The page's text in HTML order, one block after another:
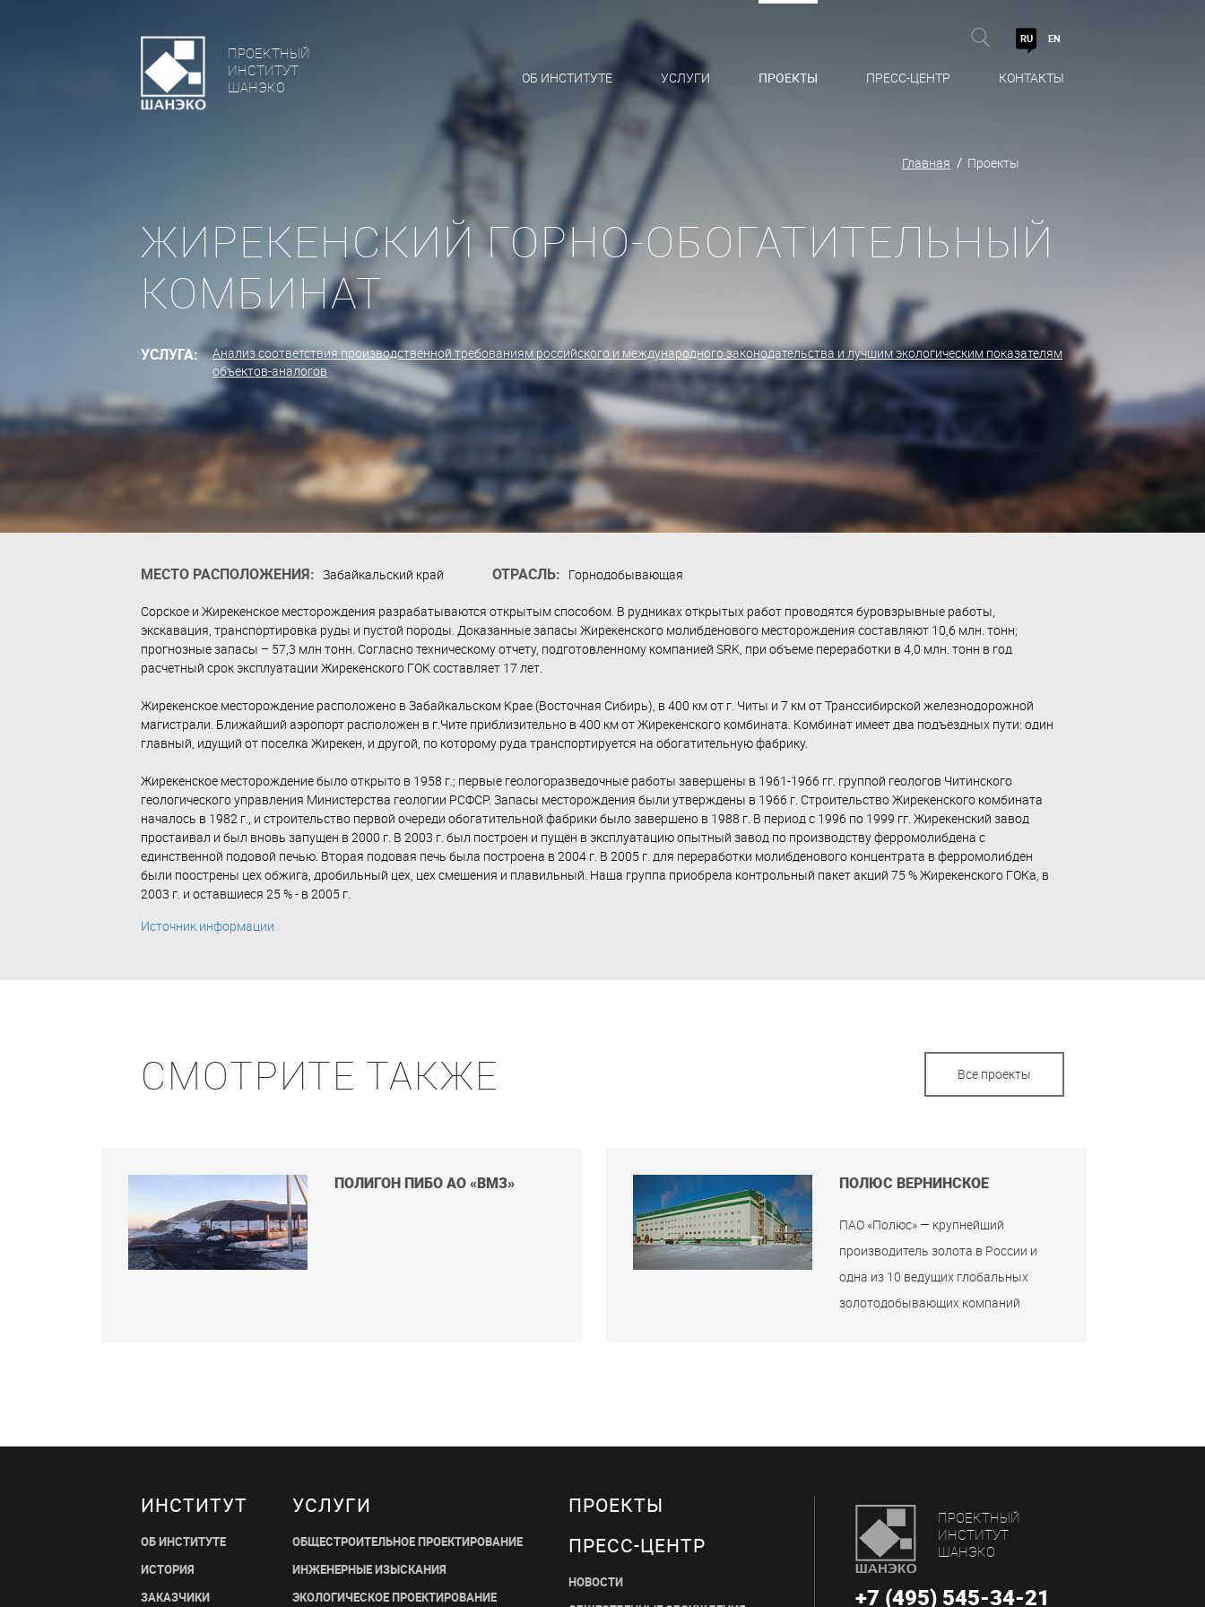
ПРОЕКТНЫЙ
ИНСТИТУТ
ШАНЭКО
RU EN
ОБ ИНСТИТУТЕ УСЛУГИ ПРОЕКТЫ ПРЕСС-ЦЕНТР КОНТАКТЫ
ЖИРЕКЕНСКИЙ ГОРНО-ОБОГАТИТЕЛЬНЫЙ
КОМБИНАТ
УСЛУГА:
Анализ соответствия производственной требованиям российского и международного законодательства и лучшим экологическим показателям
объектов-аналогов
Главная Проекты
МЕСТО РАСПОЛОЖЕНИЯ: Забайкальский край ОТРАСЛЬ: Горнодобывающая
Сорское и Жирекенское месторождения разрабатываются открытым способом. В рудниках открытых работ проводятся буровзрывные работы,
экскавация, транспортировка руды и пустой породы. Доказанные запасы Жирекенского молибденового месторождения составляют 10,6 млн. тонн;
прогнозные запасы – 57,3 млн тонн. Согласно техническому отчету, подготовленному компанией SRK, при объеме переработки в 4,0 млн. тонн в год
расчетный срок эксплуатации Жирекенского ГОК составляет 17 лет.
Жирекенское месторождение расположено в Забайкальском Крае (Восточная Сибирь), в 400 км от г. Читы и 7 км от Транссибирской железнодорожной
магистрали. Ближайший аэропорт расположен в г.Чите приблизительно в 400 км от Жирекенского комбината. Комбинат имеет два подъездных пути: один
главный, идущий от поселка Жирекен, и другой, по которому руда транспортируется на обогатительную фабрику.
Жирекенское месторождение было открыто в 1958 г.; первые геологоразведочные работы завершены в 1961-1966 гг. группой геологов Читинского
геологического управления Министерства геологии РСФСР. Запасы месторождения были утверждены в 1966 г. Строительство Жирекенского комбината
началось в 1982 г., и строительство первой очереди обогатительной фабрики было завершено в 1988 г. В период с 1996 по 1999 гг. Жирекенский завод
простаивал и был вновь запущен в 2000 г. В 2003 г. был построен и пущен в эксплуатацию опытный завод по производству ферромолибдена с
единственной подовой печью. Вторая подовая печь была построена в 2004 г. В 2005 г. для переработки молибденового концентрата в ферромолибден
были поострены цех обжига, дробильный цех, цех смешения и плавильный. Наша группа приобрела контрольный пакет акций 75 % Жирекенского ГОКа, в
2003 г. и оставшиеся 25 % - в 2005 г.
Источник информации
СМОТРИТЕ ТАКЖЕ Все проекты
ПОЛИГОН ПИБО АО «ВМЗ» ПОЛЮС ВЕРНИНСКОЕ
ПАО «Полюс» — крупнейший
производитель золота в России и
одна из 10 ведущих глобальных
золотодобывающих компаний
ИНСТИТУТ
ОБ ИНСТИТУТЕ
ИСТОРИЯ
ЗАКАЗЧИКИ
УСЛУГИ
ОБЩЕСТРОИТЕЛЬНОЕ ПРОЕКТИРОВАНИЕ
ИНЖЕНЕРНЫЕ ИЗЫСКАНИЯ
ЭКОЛОГИЧЕСКОЕ ПРОЕКТИРОВАНИЕ
ПРОЕКТЫ
ПРЕСС-ЦЕНТР
НОВОСТИ
ПРОЕКТНЫЙ
ИНСТИТУТ
ШАНЭКО
+7 (495) 545-34-21